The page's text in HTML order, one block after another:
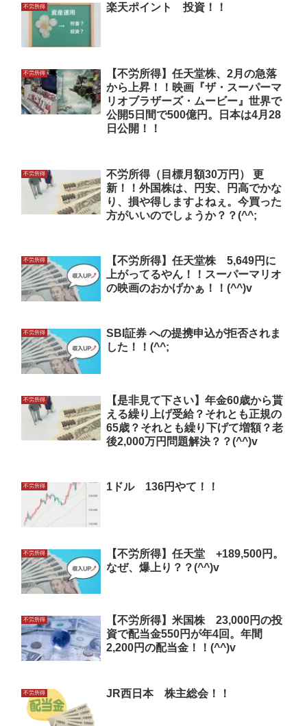
不労所得 楽天ポイント 投資！！
不労所得
【不労所得】任天堂株、2月の急落
から上昇！！映画『ザ・スーパーマ
リオブラザーズ・ムービー』世界で
公開5日間で500億円。日本は4月28
日公開！！
不労所得
不労所得（目標月額30万円） 更
新！！外国株は、円安、円高でかな
り、損や得しますよねぇ。今買った
方がいいのでしょうか？？(^^;
不労所得
【不労所得】任天堂株 5,649円に
上がってるやん！！スーパーマリオ
の映画のおかげかぁ！！(^^)v
不労所得
SBI証券 への提携申込が拒否されま
した！！(^^;
不労所得
【是非見て下さい】年金60歳から貰
える繰り上げ受給？それとも正規の
65歳？それとも繰り下げて増額？老
後2,000万円問題解決？？(^^)v
不労所得 1ドル 136円やて！！
不労所得
【不労所得】任天堂 +189,500円。
なぜ、爆上り？？(^^)v
不労所得
【不労所得】米国株 23,000円の投
資で配当金550円が年4回。年間
2,200円の配当金！！(^^)v
不労所得 JR西日本 株主総会！！